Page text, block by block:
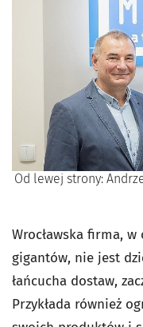
Od lewej strony:
Wrocławska firma,
gigantów, nie jest
łańcucha dostaw,
Przykłada również